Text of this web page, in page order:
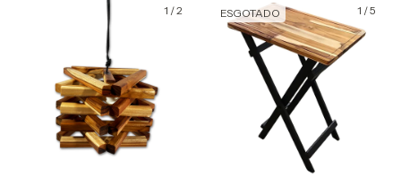
1 /2 1 /5
ESGOTADO